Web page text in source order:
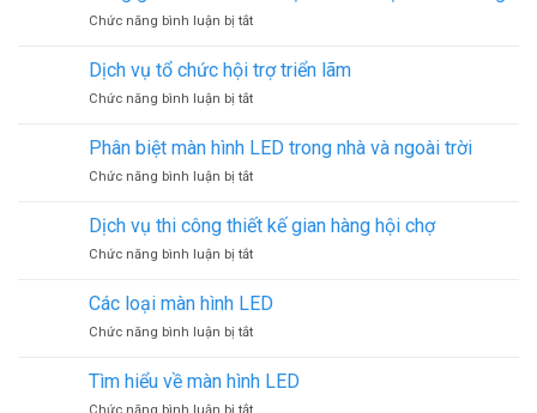
chức
nghị,
hội
thảo
Chức năng bình luận bị tắtở
giá
cho
thuê
bị
thanh
Bình
Dịch vụ tổ chức hội trợ triển lãm
Chức năng bình luận bị tắtở
vụ
tổ
chức
trợ
lãm
Phân biệt màn hình LED trong nhà và ngoài trời
Chức năng bình luận bị tắtở
biệt
màn
hình
trong
và
trời
Dịch vụ thi công thiết kế gian hàng hội chợ
Chức năng bình luận bị tắtở
vụ
thi
công
kế
Các loại màn hình LED
Chức năng bình luận bị tắtở
loại
màn
Tìm hiểu về màn hình LED
ở